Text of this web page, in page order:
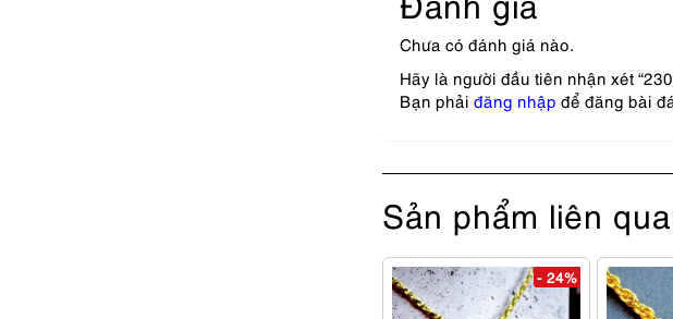
Chưa có đánh giá nào.
Hãy là người đầu tiên nhận xét
Bạn phải đăng nhập để đăng bài
Sản phẩm liên
- 24%